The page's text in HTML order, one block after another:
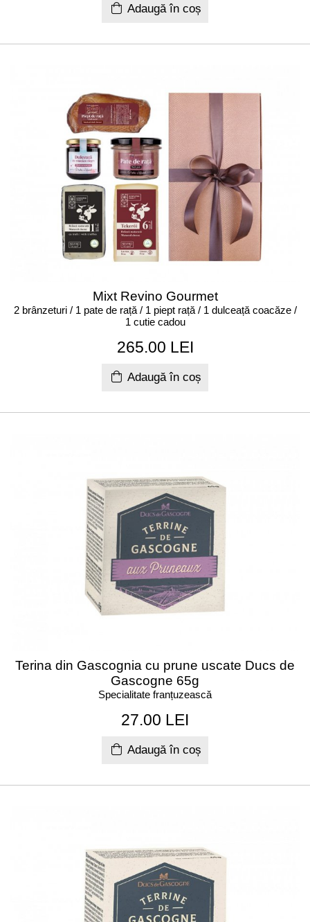
Adaugă în coș
Mixt Revino Gourmet
2 brânzeturi / 1 pate de rață / 1 piept rață / 1 dulceață coacăze /
1 cutie cadou
265.00 LEI
Adaugă în coș
Terina din Gascognia cu prune uscate Ducs de
Gascogne 65g
Specialitate franțuzească
27.00 LEI
Adaugă în coș